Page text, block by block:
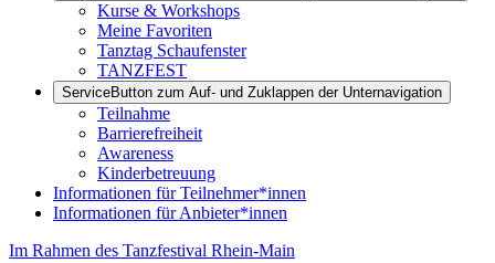
Kurse & Workshops
Meine Favoriten
Tanztag Schaufenster
TANZFEST
ServiceButton zum Auf- und Zuklappen der Unternavigation
Teilnahme
Barrierefreiheit
Awareness
Kinderbetreuung
Informationen für Teilnehmer*innen
Informationen für Anbieter*innen
Im Rahmen des Tanzfestival Rhein-Main